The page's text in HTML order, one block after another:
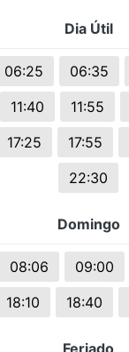
Dia Útil
06:25 06:35
11:40 11:55
17:25 17:55
22:30
Domingo
08:06 09:00
18:10 18:40